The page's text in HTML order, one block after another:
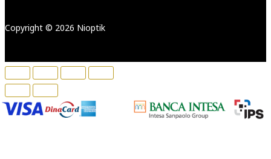
Copyright © 2026 Nioptik